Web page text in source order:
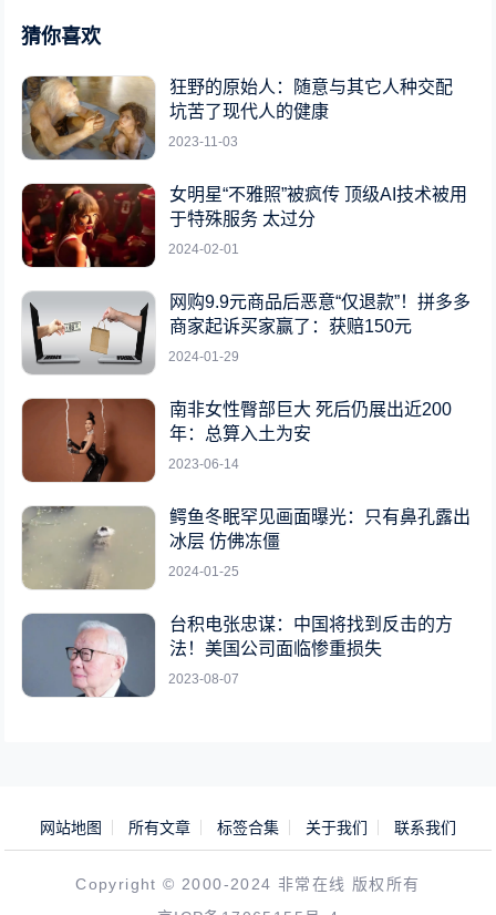
猜你喜欢
狂野的原始人：随意与其它人种交配
坑苦了现代人的健康
2023-11-03
女明星“不雅照”被疯传 顶级AI技术被用
于特殊服务 太过分
2024-02-01
网购9.9元商品后恶意“仅退款”！拼多多
商家起诉买家赢了：获赔150元
2024-01-29
南非女性臀部巨大 死后仍展出近200
年：总算入土为安
2023-06-14
鳄鱼冬眠罕见画面曝光：只有鼻孔露出
冰层 仿佛冻僵
2024-01-25
台积电张忠谋：中国将找到反击的方
法！美国公司面临惨重损失
2023-08-07
网站地图 所有文章 标签合集 关于我们 联系我们
Copyright © 2000-2024 非常在线 版权所有